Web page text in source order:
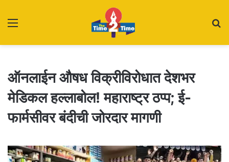
ऑनलाईन औषध विक्रीविरोधात देशभर
मेडिकल हल्लाबोल! महाराष्ट्र ठप्प; ई-
फार्मसीवर बंदीची जोरदार मागणी